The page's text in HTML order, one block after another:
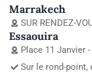
Marrakech
SUR RENDEZ-
Essaouira
Place 11 Janvier
Sur le rond-point,